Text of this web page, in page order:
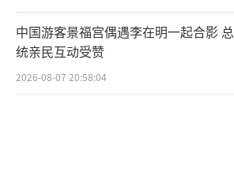
中国游客景福宫偶遇李在明一起合影 总
统亲民互动受赞
2026-08-07 20:58:04